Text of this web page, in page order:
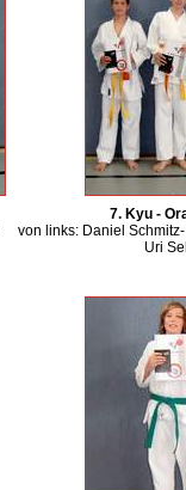
7. Kyu -
von links: Daniel
Uri